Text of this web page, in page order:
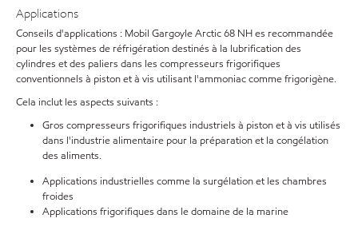
Applications
Conseils d'applications : Mobil Gargoyle Arctic 68 NH es recommandée
pour les systèmes de réfrigération destinés à la lubrification des
cylindres et des paliers dans les compresseurs frigorifiques
conventionnels à piston et à vis utilisant l'ammoniac comme frigorigène.
Cela inclut les aspects suivants :
Gros compresseurs frigorifiques industriels à piston et à vis utilisés
dans l'industrie alimentaire pour la préparation et la congélation
des aliments.
Applications industrielles comme la surgélation et les chambres
froides
Applications frigorifiques dans le domaine de la marine